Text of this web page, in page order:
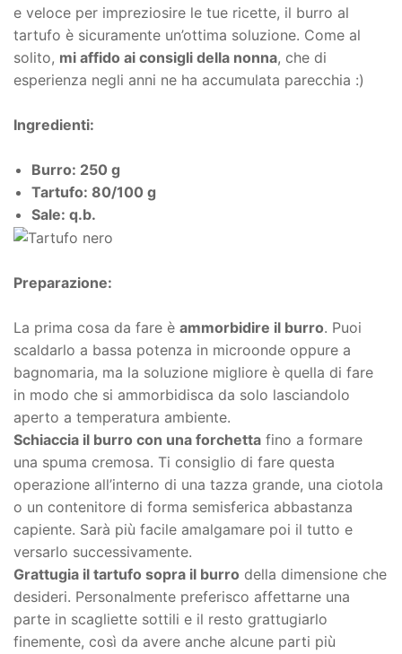
e veloce per impreziosire le tue ricette, il burro al
tartufo è sicuramente un’ottima soluzione. Come al
solito, mi affido ai consigli della nonna, che di
esperienza negli anni ne ha accumulata parecchia :)
Ingredienti:
Burro: 250 g
Tartufo: 80/100 g
Sale: q.b.
Preparazione:
La prima cosa da fare è ammorbidire il burro. Puoi
scaldarlo a bassa potenza in microonde oppure a
bagnomaria, ma la soluzione migliore è quella di fare
in modo che si ammorbidisca da solo lasciandolo
aperto a temperatura ambiente.
Schiaccia il burro con una forchetta fino a formare
una spuma cremosa. Ti consiglio di fare questa
operazione all’interno di una tazza grande, una ciotola
o un contenitore di forma semisferica abbastanza
capiente. Sarà più facile amalgamare poi il tutto e
versarlo successivamente.
Grattugia il tartufo sopra il burro della dimensione che
desideri. Personalmente preferisco affettarne una
parte in scagliette sottili e il resto grattugiarlo
finemente, così da avere anche alcune parti più